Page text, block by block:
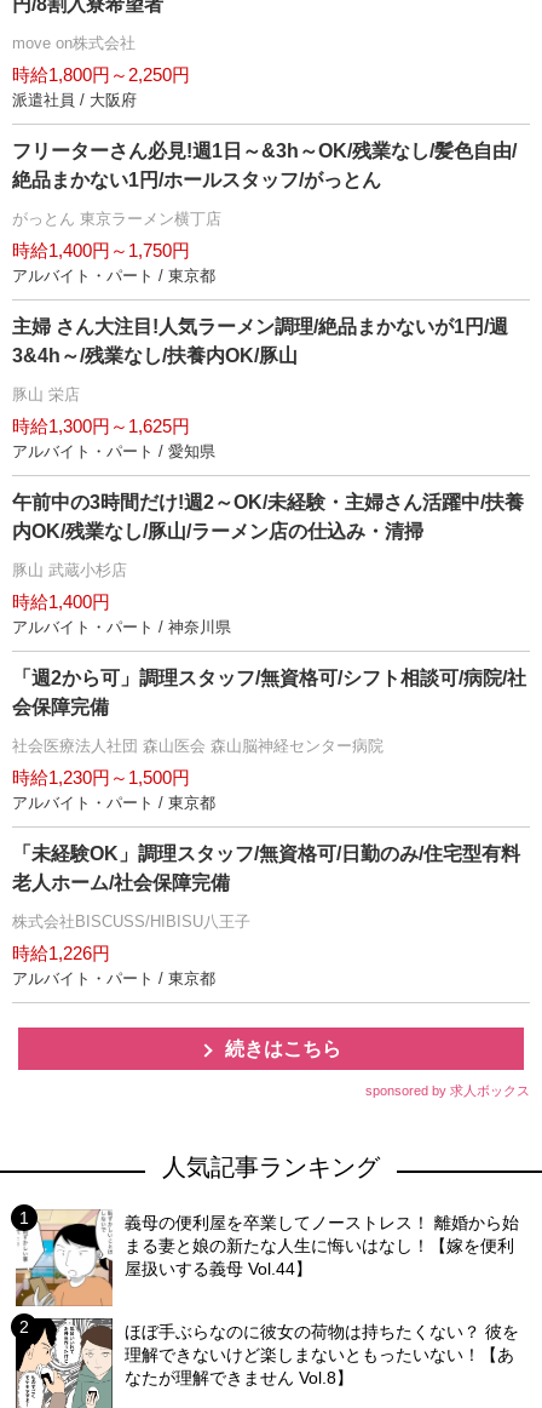
円/8割入寮希望者
move on株式会社
時給1,800円～2,250円
派遣社員 / 大阪府
フリーターさん必見!週1日～&3h～OK/残業なし/髪色自由/
絶品まかない1円/ホールスタッフ/がっとん
がっとん 東京ラーメン横丁店
時給1,400円～1,750円
アルバイト・パート / 東京都
主婦 さん大注目!人気ラーメン調理/絶品まかないが1円/週
3&4h～/残業なし/扶養内OK/豚山
豚山 栄店
時給1,300円～1,625円
アルバイト・パート / 愛知県
午前中の3時間だけ!週2～OK/未経験・主婦さん活躍中/扶養
内OK/残業なし/豚山/ラーメン店の仕込み・清掃
豚山 武蔵小杉店
時給1,400円
アルバイト・パート / 神奈川県
「週2から可」調理スタッフ/無資格可/シフト相談可/病院/社
会保障完備
社会医療法人社団 森山医会 森山脳神経センター病院
時給1,230円～1,500円
アルバイト・パート / 東京都
「未経験OK」調理スタッフ/無資格可/日勤のみ/住宅型有料
老人ホーム/社会保障完備
株式会社BISCUSS/HIBISU八王子
時給1,226円
アルバイト・パート / 東京都
続きはこちら
sponsored by 求人ボックス
人気記事ランキング
義母の便利屋を卒業してノーストレス！ 離婚から始
まる妻と娘の新たな人生に悔いはなし！【嫁を便利
屋扱いする義母 Vol.44】
ほぼ手ぶらなのに彼女の荷物は持ちたくない？ 彼を
理解できないけど楽しまないともったいない！【あ
なたが理解できません Vol.8】